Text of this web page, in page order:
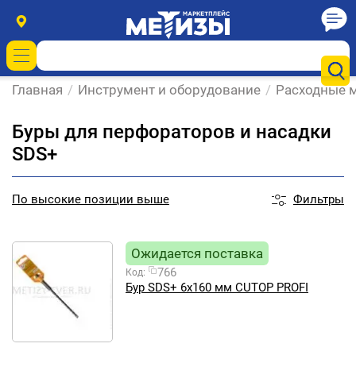
Главная / Инструмент и оборудование / Расходные
Буры для перфораторов и насадки
SDS+
По высокие позиции выше Фильтры
Ожидается поставка
Код:
766
Бур SDS+ 6х160 мм CUTOP PROFI